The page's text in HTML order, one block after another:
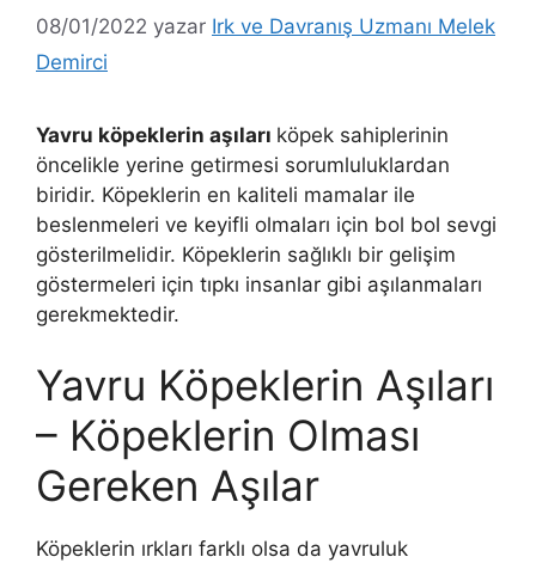
08/01/2022 yazar Irk ve Davranış Uzmanı Melek
Demirci
Yavru köpeklerin aşıları köpek sahiplerinin
öncelikle yerine getirmesi sorumluluklardan
biridir. Köpeklerin en kaliteli mamalar ile
beslenmeleri ve keyifli olmaları için bol bol sevgi
gösterilmelidir. Köpeklerin sağlıklı bir gelişim
göstermeleri için tıpkı insanlar gibi aşılanmaları
gerekmektedir.
Yavru Köpeklerin Aşıları
– Köpeklerin Olması
Gereken Aşılar
Köpeklerin ırkları farklı olsa da yavruluk